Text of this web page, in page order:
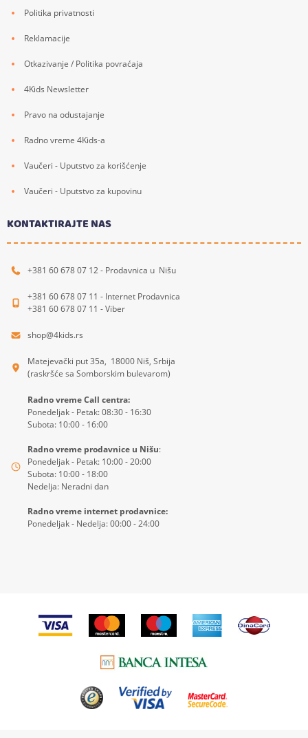
Politika privatnosti
Reklamacije
Otkazivanje / Politika povraćaja
4Kids Newsletter
Pravo na odustajanje
Radno vreme 4Kids-a
Vaučeri - Uputstvo za korišćenje
Vaučeri - Uputstvo za kupovinu
KONTAKTIRAJTE NAS
+381 60 678 07 12 - Prodavnica u Nišu
+381 60 678 07 11 - Internet Prodavnica
+381 60 678 07 11 - Viber
shop@4kids.rs
Matejevački put 35a, 18000 Niš, Srbija
(raskršće sa Somborskim bulevarom)
Radno vreme Call centra:
Ponedeljak - Petak: 08:30 - 16:30
Subota: 10:00 - 16:00
Radno vreme prodavnice u Nišu:
Ponedeljak - Petak: 10:00 - 20:00
Subota: 10:00 - 18:00
Nedelja: Neradni dan
Radno vreme internet prodavnice:
Ponedeljak - Nedelja: 00:00 - 24:00